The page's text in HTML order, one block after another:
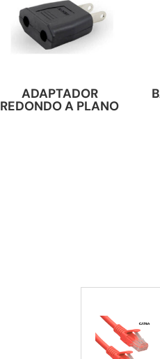
ADAPTADOR
REDONDO A PLANO